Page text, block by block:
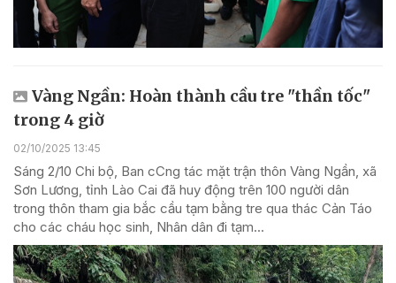
Vàng Ngần: Hoàn thành cầu tre "thần tốc"
trong 4 giờ
02/10/2025 13:45
Sáng 2/10 Chi bộ, Ban cCng tác mặt trận thôn Vàng Ngần, xã
Sơn Lương, tỉnh Lào Cai đã huy động trên 100 người dân
trong thôn tham gia bắc cầu tạm bằng tre qua thác Cản Táo
cho các cháu học sinh, Nhân dân đi tạm...